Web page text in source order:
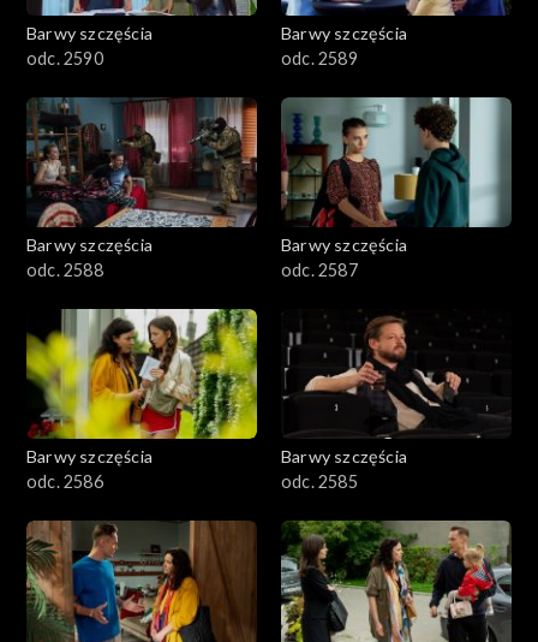
1301–1400
1101–1200
1001–1100
901–1000
801–900
782–800
Barwy szczęścia
odc. 2590
Barwy szczęścia
odc. 2589
Barwy szczęścia
odc. 2588
Barwy szczęścia
odc. 2587
Barwy szczęścia
odc. 2586
Barwy szczęścia
odc. 2585